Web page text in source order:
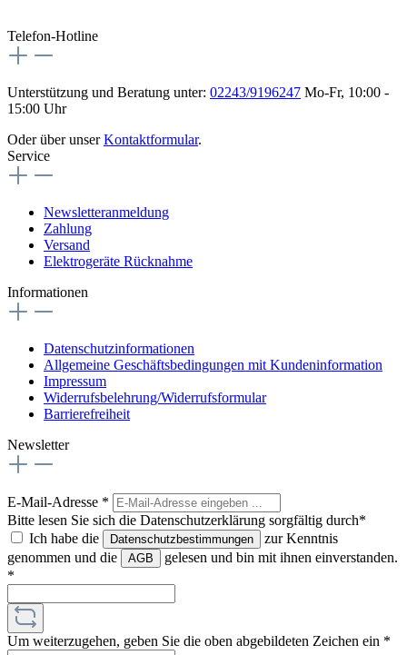
Telefon-Hotline
Unterstützung und Beratung unter: 02243/9196247 Mo-Fr, 10:00 -
15:00 Uhr
Oder über unserKontaktformular.
Service
Newsletteranmeldung
Zahlung
Versand
Elektrogeräte Rücknahme
Informationen
Datenschutzinformationen
Allgemeine Geschäftsbedingungen mit Kundeninformation
Impressum
Widerrufsbelehrung/Widerrufsformular
Barrierefreiheit
Newsletter
E-Mail-Adresse *
Bitte lesen Sie sich die Datenschutzerklärung sorgfältig durch*
Ich habe die
Datenschutzbestimmungen
zur Kenntnis
genommen und die
AGB
gelesen und bin mit ihnen einverstanden.
*
Um weiterzugehen, geben Sie die oben abgebildeten Zeichen ein *